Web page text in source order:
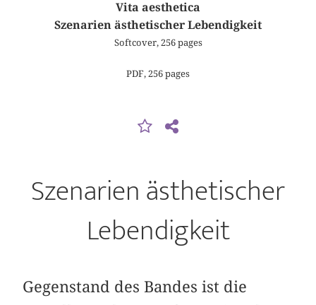
Vita aesthetica
Szenarien ästhetischer Lebendigkeit
Softcover, 256 pages
PDF, 256 pages
Szenarien ästhetischer
Lebendigkeit
Gegenstand des Bandes ist die